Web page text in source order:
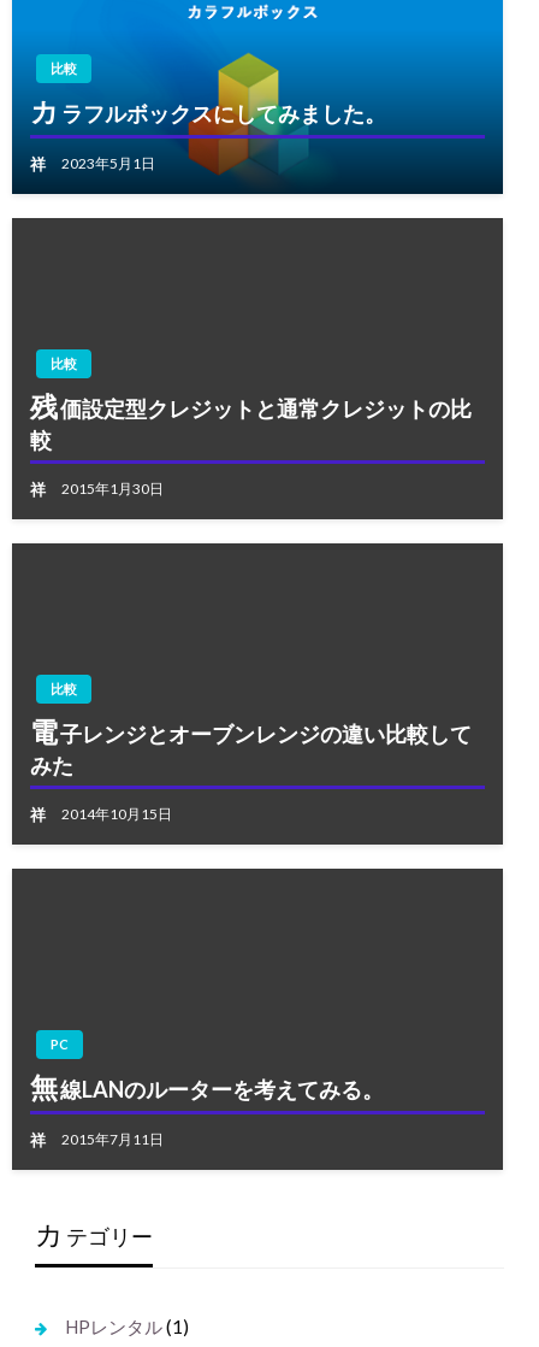
比較
カ ラフルボックスにしてみました。
祥 2023年5月1日
比較
残価設定型クレジットと通常クレジットの比
較
祥 2015年1月30日
比較
電子レンジとオーブンレンジの違い比較して
みた
祥 2014年10月15日
PC
無線LANのルーターを考えてみる。
祥 2015年7月11日
カ テゴリー
HPレンタル(1)